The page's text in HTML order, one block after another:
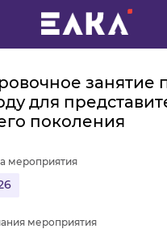
занятие
для
поколения
мероприятия
мероприятия